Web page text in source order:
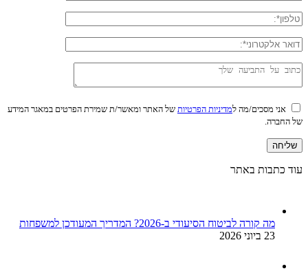
אני מסכים/מה למדיניות הפרטיות של האתר ומאשר/ת שמירת הפרטים במאגר המידע
של החברה.
עוד כתבות באתר
מה קורה לביטוח הסיעודי ב-2026? המדריך המעודכן למשפחות
23 ביוני 2026